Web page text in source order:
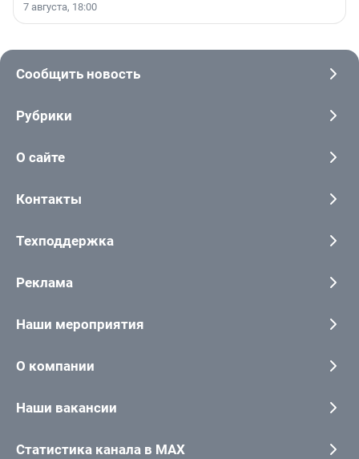
7 августа, 18:00
Сообщить новость
Рубрики
О сайте
Контакты
Техподдержка
Реклама
Наши мероприятия
О компании
Наши вакансии
Статистика канала в MAX